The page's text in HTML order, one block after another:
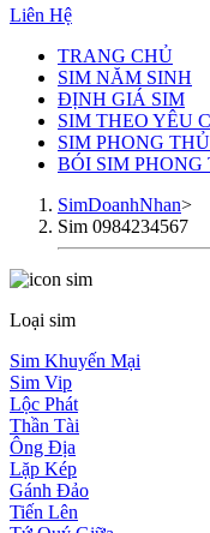
Liên Hệ
TRANG CHỦ
SIM NĂM SINH
ĐỊNH GIÁ SIM
SIM THEO YÊU
SIM PHONG
BÓI SIM PHONG
SimDoanhNhan>
Sim 0984234567
Loại sim
Sim Khuyến Mại
Sim Vip
Lộc Phát
Thần Tài
Ông Địa
Lặp Kép
Gánh Đảo
Tiến Lên